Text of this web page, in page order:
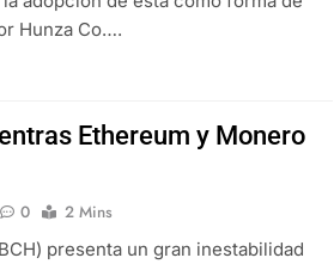
Hunza Co….
Ethereum y Monero
0
2 Mins
presenta un gran inestabilidad